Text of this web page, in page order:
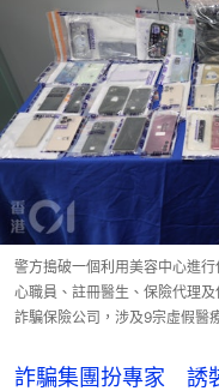
警方搗破一個利用美容中心進
心職員、註冊醫生、保險代理
詐騙保險公司，涉及9宗虛假醫
詐騙集團扮專家 誘